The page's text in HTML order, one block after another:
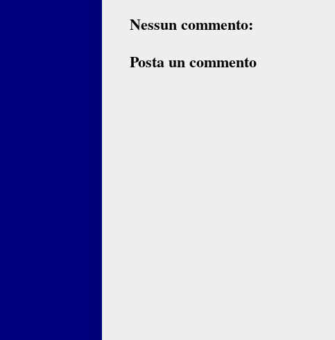
Nessun commento:
Posta un commento